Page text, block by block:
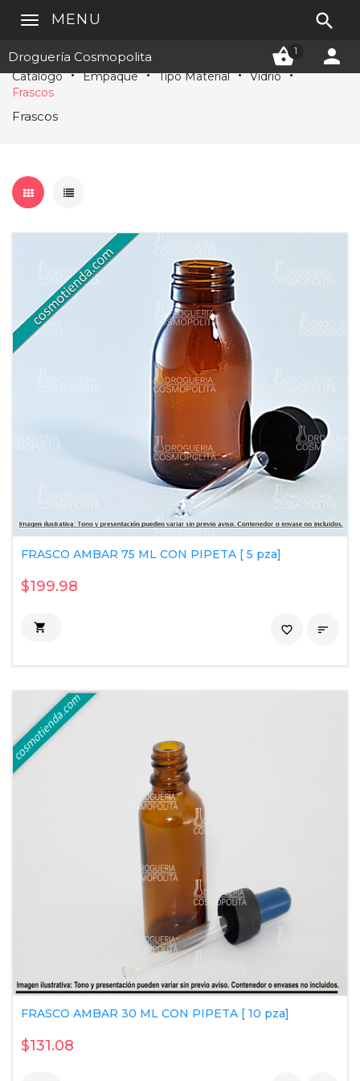
Droguería Cosmopolita 1 
MENU 
Catálogo Empaque Tipo Material
Vidrio
Frascos
Frascos
FRASCO AMBAR 75 ML CON PIPETA [ 5 pza]
$199.98
 
favorite_border
FRASCO AMBAR 30 ML CON PIPETA [ 10 pza]
$131.08